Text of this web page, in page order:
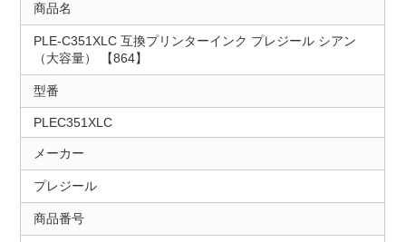
商品名
PLE-C351XLC 互換プリンターインク プレジール シアン
（大容量） 【864】
型番
PLEC351XLC
メーカー
プレジール
商品番号